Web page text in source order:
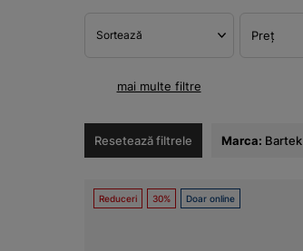
Sortează Preț
mai multe filtre
Resetează filtrele Marca: Bartek
Reduceri 30% Doar online